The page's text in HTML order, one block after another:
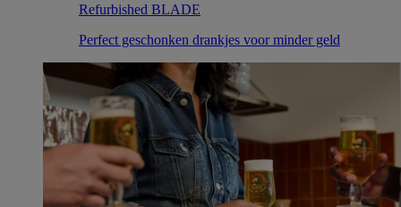
Refurbished BLADE
Perfect geschonken drankjes voor minder geld